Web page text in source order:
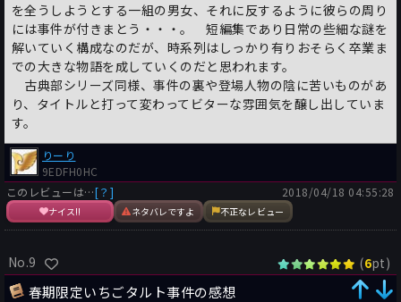
を全うしようとする一組の男女、それに反するように彼らの周り
には事件が付きまとう・・・。 短編集であり日常の些細な謎を
解いていく構成なのだが、時系列はしっかり有りおそらく卒業ま
での大きな物語を成していくのだと思われます。
古典部シリーズ同様、事件の裏や登場人物の陰に苦いものがあ
り、タイトルと打って変わってビターな雰囲気を醸し出していま
す。
りーり
9EDFH0HC
このレビューは…[？]
ナイス!! ネタバレですよ 不正なレビュー
2018/04/18 04:55:28
No.9 (6pt)
春期限定いちごタルト事件の感想